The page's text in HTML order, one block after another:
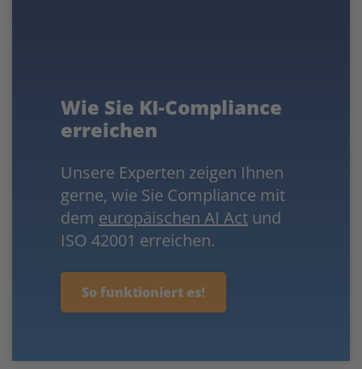
Wie Sie KI-Compliance
erreichen
Unsere Experten zeigen Ihnen
gerne, wie Sie Compliance mit
dem europäischen AI Act und
ISO 42001 erreichen.
So funktioniert es!